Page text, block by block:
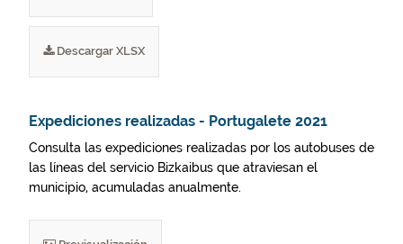
Descargar XLSX
Expediciones realizadas - Portugalete 2021
Consulta las expediciones realizadas por los autobuses de
las líneas del servicio Bizkaibus que atraviesan el
municipio, acumuladas anualmente.